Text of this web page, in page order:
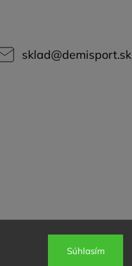
Súhlasím
sklad@demisport.sk